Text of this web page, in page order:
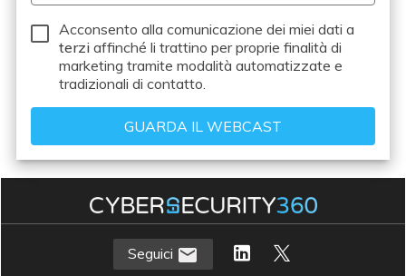
Acconsento alla comunicazione dei miei dati a
terzi affinché li trattino per proprie finalità di
marketing tramite modalità automatizzate e
tradizionali di contatto.
Seguici